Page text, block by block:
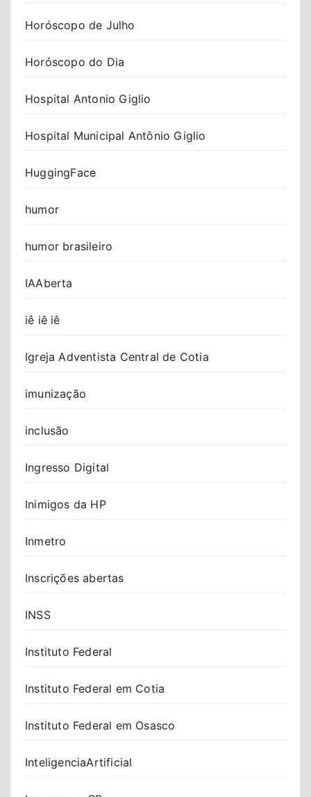
Horóscopo de Julho
Horóscopo do Dia
Hospital Antonio Giglio
Hospital Municipal Antônio Giglio
HuggingFace
humor
humor brasileiro
IAAberta
iê iê iê
Igreja Adventista Central de Cotia
imunização
inclusão
Ingresso Digital
Inimigos da HP
Inmetro
Inscrições abertas
INSS
Instituto Federal
Instituto Federal em Cotia
Instituto Federal em Osasco
InteligenciaArtificial